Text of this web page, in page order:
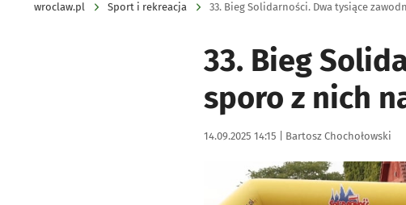
wroclaw.pl Sport i rekreacja 33. Bieg Solidarności. Dwa tysiące
33. Bieg
sporo z nich
Data publikacji:
14.09.2025 14:15 | Autor:
Bartosz Chochołowski
Kliknij, aby zobaczyć galerię